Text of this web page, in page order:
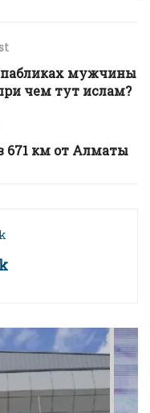
мужчины
чем тут ислам?
671 км от Алматы